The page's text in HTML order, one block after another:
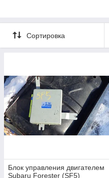
Сортировка
Блок управления двигателем
Subaru Forester (SF5)